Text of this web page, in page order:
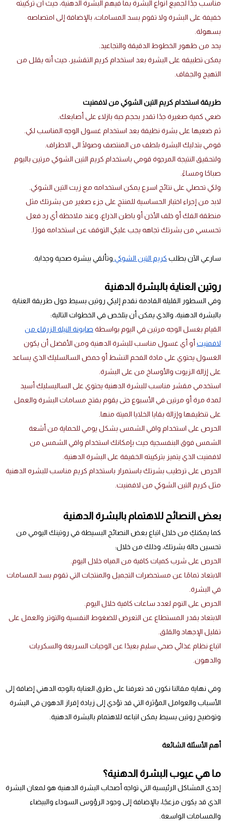
مناسب جدًا لجميع أنواع البشرة بما فيهم البشرة الدهنية، حيث أن تركيبته
خفيفة على البشرة ولا تقوم بسد المسامات، بالإضافة إلى امتصاصه
بسهولة.
يحد من ظهور الخطوط الدقيقة والتجاعيد.
يمكن تطبيقه على البشرة بعد استخدام كريم التقشير، حيث أنه يقلل من
التهيج والجفاف.
طريقة استخدام كريم التين الشوكي من لافمنيت
ضعي كمية صغيرة جدًا تقدر بحجم حبة بازلاء على أصابعك.
ثم ضعيها على بشرة نظيفة بعد استخدام غسول الوجه المناسب لكي.
قومي بتدليك البشرة بلطف من المنتصف وصولًا الى الاطراف.
ولتحقيق النتيجة المرجوة قومي باستخدام كريم التين الشوكي مرتين باليوم
صباحًا ومساءً.
ولكي تحصلي على نتائج اسرع يمكن استخدامه مع زيت التين الشوكي.
لابد من إجراء اختبار الحساسية للمنتج على جزء صغير من بشرتك مثل
منطقة الفك أو خلف الأذن أو باطن الذراع، وعند ملاحظة أي رد فعل
تحسسي من بشرتك تجاهه يجب عليكي التوقف عن استخدامه فورًا.
سارعي الآن بطلب كريم التين الشوكي وتألقي ببشرة صحية وجذابة.
روتين العناية بالبشرة الدهنية
وفي السطور القليلة القادمة نقدم إليكي روتين بسيط حول طريقة العناية
بالبشرة الدهنية، والذي يمكن أن يتلخص في الخطوات التالية:
القيام بغسل الوجه مرتين في اليوم بواسطة صابونة النيلة الزرقاء من
لافمنيت أو أي غسول مناسب للبشرة الدهنية ومن الأفضل أن يكون
الغسول يحتوي على مادة الفحم النشط أو حمض السالسليك الذي يساعد
على إزالة الزيوت والأوساخ من على البشرة.
استخدمي مقشر مناسب للبشرة الدهنية يحتوي على الساليسليك أسيد
لمدة مرة أو مرتين في الأسبوع حتى يقوم بفتح مسامات البشرة والعمل
على تنظيفها وإزالة بقايا الخلايا الميتة منها.
الحرص على استخدام واقي الشمس بشكل يومي للحماية من أشعة
الشمس فوق البنفسجية حيث بإمكانك استخدام واقي الشمس من
لافمنيت الذي يتميز بتركيبته الخفيفة على البشرة الدهنية.
الحرص على ترطيب بشرتك باستمرار باستخدام كريم مناسب للبشره الدهنية
مثل كريم التين الشوكي من لافمنيت.
بعض النصائح للاهتمام بالبشرة الدهنية
كما يمكنكِ من خلال اتباع بعض النصائح البسيطة في روتينك اليومي من
تحسين حالة بشرتك، وذلك من خلال:
الحرص على شرب كميات كافية من المياه خلال اليوم.
الابتعاد تمامًا عن مستحضرات التجميل والمنتجات التي تقوم بسد المسامات
في البشرة.
الحرص على النوم لعدد ساعات كافية خلال اليوم.
الابتعاد بقدر المستطاع عن التعرض للضغوط النفسية والتوتر والعمل على
تقليل الإجهاد والقلق.
اتباع نظام غذائي صحي سليم بعيدًا عن الوجبات السريعة والسكريات
والدهون.
وفي نهاية مقالنا نكون قد تعرفنا على طرق العناية بالوجه الدهني إضافة إلى
الأسباب والعوامل المؤثرة التي قد تؤدي إلى زيادة إفراز الدهون في البشرة
وتوضيح روتين بسيط يمكن اتباعه للاهتمام بالبشرة الدهنية.
أهم الأسئلة الشائعة
ما هي عيوب البشرة الدهنية؟
إحدى المشاكل الرئيسية التي تواجه أصحاب البشرة الدهنية هو لمعان البشرة
الذي قد يكون مزعجًا، بالإضافة إلى وجود الرؤوس السوداء والبيضاء
والمسامات الواسعة.